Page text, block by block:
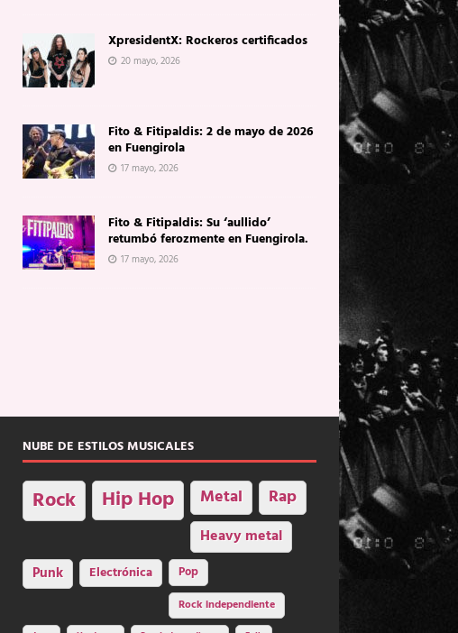
XpresidentX: Rockeros certificados
20 mayo, 2026
Fito & Fitipaldis: 2 de mayo de 2026
en Fuengirola
17 mayo, 2026
Fito & Fitipaldis: Su ‘aullido’
retumbó ferozmente en Fuengirola.
17 mayo, 2026
NUBE DE ESTILOS MUSICALES
Rock Hip Hop Metal Rap
Heavy metal
Punk Electrónica
Pop
Rock independiente